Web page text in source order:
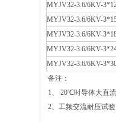
MYJV32-3.6/6KV-
MYJV32-3.6/6KV-
MYJV32-3.6/6KV-
MYJV32-3.6/6KV-
MYJV32-3.6/6KV-
备注：
1、 20℃时导体大直
2、工频交流耐压试验